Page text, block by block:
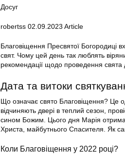
Досуг
robertss 02.09.2023 Article
Благовіщення Пресвятої Богородиці
свят. Чому цей день так люблять
рекомендації щодо проведення свята
Дата та витоки
Що означає свято Благовіщення? Це
відчиняють двері в теплий сезон,
сином Божим. Цього дня Марія
Христа, майбутнього Спасителя. Як
Коли Благовіщення у 2022 році?